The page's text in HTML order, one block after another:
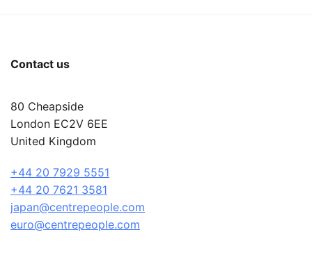
Contact us
80 Cheapside
London EC2V 6EE
United Kingdom
+44 20 7929 5551
+44 20 7621 3581
japan@centrepeople.com
euro@centrepeople.com